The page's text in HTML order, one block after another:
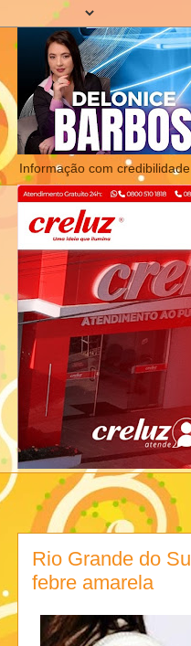
Informação com
Rio Grande do
febre amarela